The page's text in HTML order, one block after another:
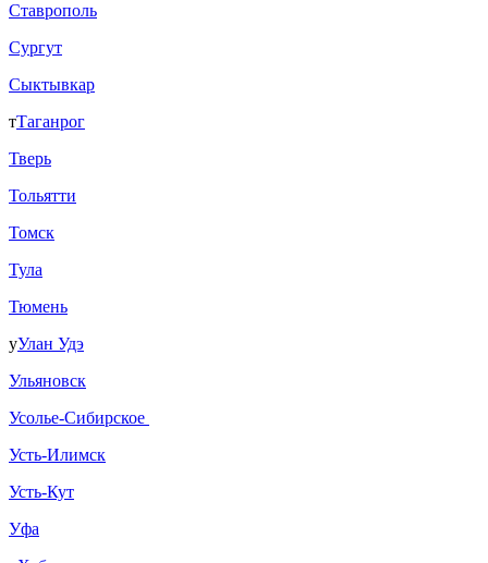
Ставрополь
Сургут
Сыктывкар
тТаганрог
Тверь
Тольятти
Томск
Тула
Тюмень
уУлан Удэ
Ульяновск
Усолье-Сибирское
Усть-Илимск
Усть-Кут
Уфа